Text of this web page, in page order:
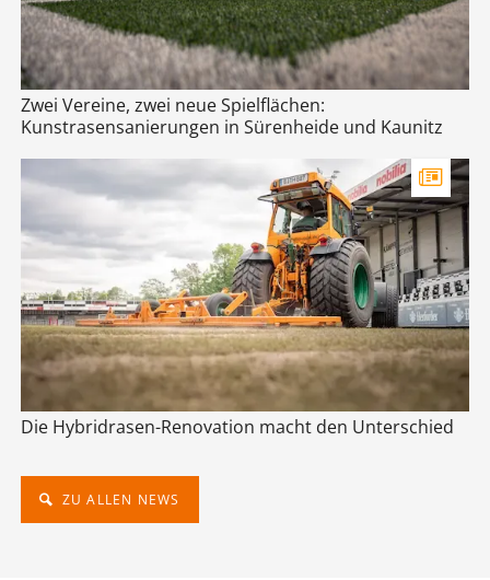
Zwei Vereine, zwei neue Spielflächen:
Kunstrasensanierungen in Sürenheide und Kaunitz
Die Hybridrasen-Renovation macht den Unterschied
ZU ALLEN NEWS